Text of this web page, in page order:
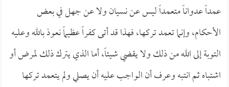
عمداً عدواناً متعمداً ليس عن نسيان ولا عن جهل في بعض
الأحكام، وإنما تعمد تركها، فهذا قد أتى كفراً عظيماً نعوذ بالله وعليه
التوبة إلى الله من ذلك ولا يقضي شيئاً، أما الذي يترك ذلك لمرض أو
اشتباه ثم انتبه وعرف أن الواجب عليه أن يصلي ولم يتعمد تركها